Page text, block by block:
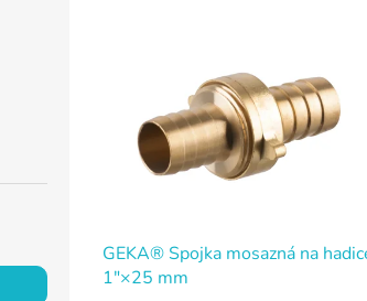
GEKA® Spojka mosazná na
1"×25 mm